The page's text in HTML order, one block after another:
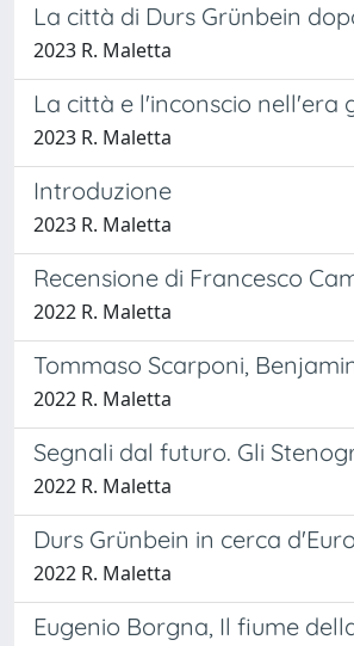
La città di Durs Grünbein
2023 R. Maletta
La città e l'inconscio nell'era
2023 R. Maletta
Introduzione
2023 R. Maletta
Recensione di Francesco
2022 R. Maletta
Tommaso Scarponi,
2022 R. Maletta
Segnali dal futuro. Gli
2022 R. Maletta
Durs Grünbein in cerca
2022 R. Maletta
Eugenio Borgna, Il fiume